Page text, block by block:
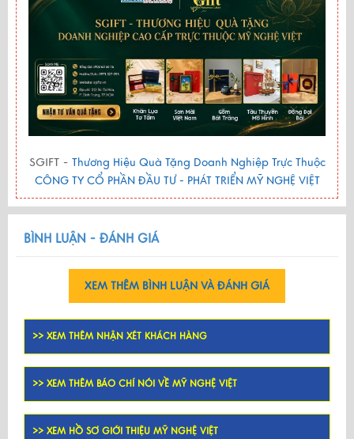
SGIFT - Thương Hiệu Quà Tặng Doanh Nghiệp Trực Thuộc
CÔNG TY CỔ PHẦN ĐẦU TƯ - PHÁT TRIỂN MỸ NGHỆ VIỆT
BÌNH LUẬN - ĐÁNH GIÁ
XEM THÊM BÌNH LUẬN VÀ ĐÁNH GIÁ
>> XEM THÊM NHẬN XÉT KHÁCH HÀNG
>> XEM THÊM BÁO CHÍ NÓI VỀ MỸ NGHỆ VIỆT
>> XEM HỒ SƠ GIỚI THIỆU MỸ NGHỆ VIỆT